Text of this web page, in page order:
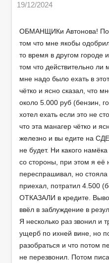
19/12/2024
ОБМАНЩИКи Автонова! По
том что мне якобы
то время в другом городе
том что действительно ли
мне надо было ехать в
чётко и ясно сказал, что
около 5.000 руб (бензин,
хотел ехать если это не
что эта манагер чётко и
железно и вы едите на
не будет. Ни какого
со стороны, при этом я её
переспрашивал, но
приехал, потратил 4.500
ОТКАЗАЛИ в кредите.
ввёл в заблуждение в
Я несколько раз звонил и
ущерб по ихней вине, но
разобраться и что потом
не перезвонил. Потом